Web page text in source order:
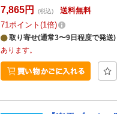
7,865円 (税込)
送料無料
71 ポイント 1倍
取り寄せ(通常3〜9日程度で発送)
あります。